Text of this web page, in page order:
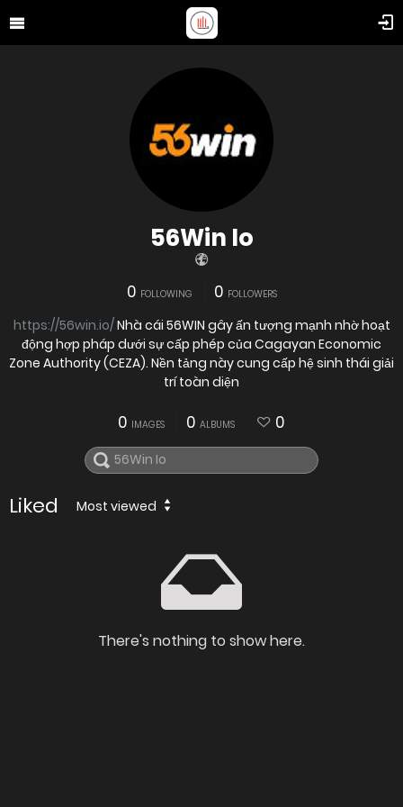
56Win Io
0 FOLLOWING 0 FOLLOWERS
https://56win.io/Nhà cái 56WIN gây ấn tượng mạnh nhờ hoạt
động hợp pháp dưới sự cấp phép của Cagayan Economic
Zone Authority (CEZA). Nền tảng này cung cấp hệ sinh thái giải
trí toàn diện
0 IMAGES 0 ALBUMS 0
Liked Most viewed
There's nothing to show here.